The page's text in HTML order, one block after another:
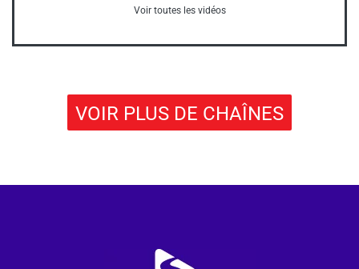
Voir toutes les vidéos
VOIR PLUS DE CHAÎNES